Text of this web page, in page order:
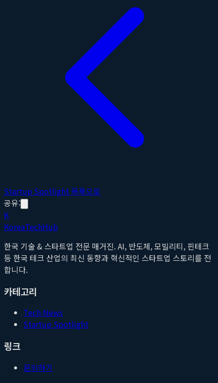
Startup Spotlight 목록으로
공유:
K
KoreaTechHub
한국 기술 & 스타트업 전문 매거진. AI, 반도체, 모빌리티, 핀테크
등 한국 테크 산업의 최신 동향과 혁신적인 스타트업 스토리를 전
합니다.
카테고리
Tech News
Startup Spotlight
링크
문의하기